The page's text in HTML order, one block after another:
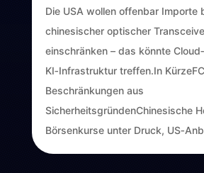
Die USA wollen offenbar Importe
chinesischer optischer
einschränken – das könnte
KI‑Infrastruktur treffen.In
Beschränkungen aus
SicherheitsgründenChinesische
Börsenkurse unter Druck,